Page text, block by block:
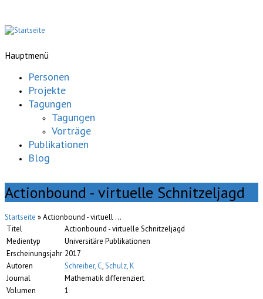
Hauptmenü
Personen
Projekte
Tagungen
Tagungen
Vorträge
Publikationen
Blog
Actionbound - virtuelle Schnitzeljagd
Startseite » Actionbound - virtuell ...
Titel
Actionbound - virtuelle Schnitzeljagd
Medientyp
Universitäre Publikationen
Erscheinungsjahr 2017
Autoren
Schreiber, C,Schulz, K
Journal
Mathematik differenziert
Volumen
1